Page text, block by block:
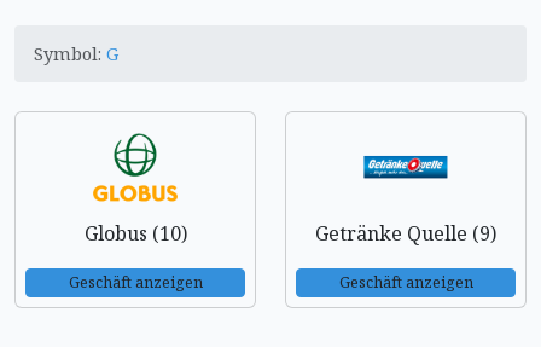
Symbol: G
Globus (10)
Geschäft anzeigen
Getränke Quelle (9)
Geschäft anzeigen